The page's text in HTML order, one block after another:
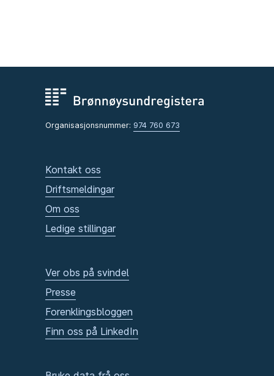
Organisasjonsnummer: 974 760 673
Kontakt oss
Driftsmeldingar
Om oss
Ledige stillingar
Ver obs på svindel
Presse
Forenklingsbloggen
Finn oss på LinkedIn